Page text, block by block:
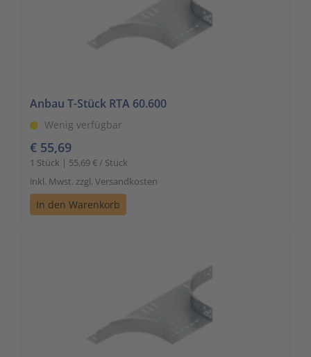
Anbau T-Stück RTA 60.600
Wenig verfügbar
€ 55,69
1 Stück | 55,69 € / Stück
inkl. Mwst. zzgl. Versandkosten
In den Warenkorb